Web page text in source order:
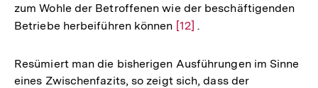
zum Wohle der Betroffenen wie der beschäftigenden
Betriebe herbeiführen können Zur
der
Fußnote
[12] .
Resümiert man die bisherigen Ausführungen im Sinne
eines Zwischenfazits, so zeigt sich, dass der